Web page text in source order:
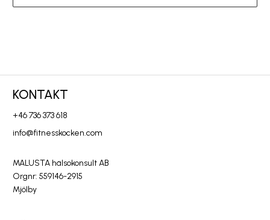
KONTAKT
+46 736 373 618
info@fitnesskocken.com
MALUSTA hälsokonsult AB
Orgnr: 559146-2915
Mjölby